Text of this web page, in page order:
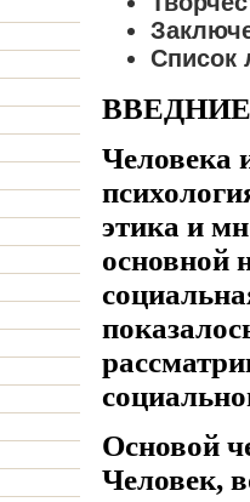
Список
ВВЕДНИЕ
Человека
этика и
основной
Основой
Человек,